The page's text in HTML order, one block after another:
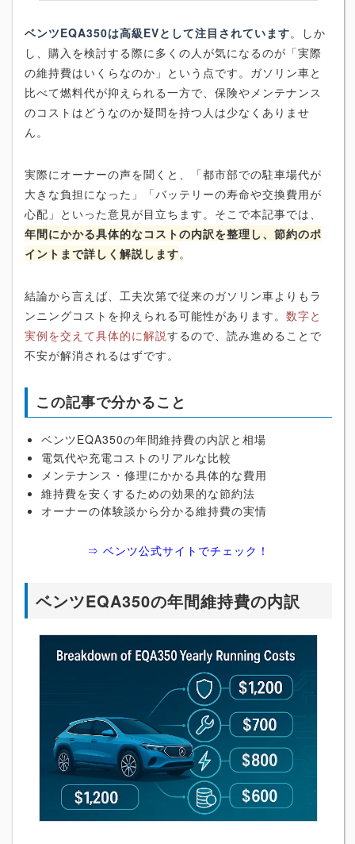
ベンツEQA350は高級EVとして注目されています。しか
し、購入を検討する際に多くの人が気になるのが「実際
の維持費はいくらなのか」という点です。ガソリン車と
比べて燃料代が抑えられる一方で、保険やメンテナンス
のコストはどうなのか疑問を持つ人は少なくありませ
ん。
実際にオーナーの声を聞くと、「都市部での駐車場代が
大きな負担になった」「バッテリーの寿命や交換費用が
心配」といった意見が目立ちます。そこで本記事では、
年間にかかる具体的なコストの内訳を整理し、節約のポ
イントまで詳しく解説します。
結論から言えば、工夫次第で従来のガソリン車よりもラ
ンニングコストを抑えられる可能性があります。 数字と
実例を交えて具体的に解説するので、読み進めることで
不安が解消されるはずです。
この記事で分かること
ベンツEQA350の年間維持費の内訳と相場
電気代や充電コストのリアルな比較
メンテナンス・修理にかかる具体的な費用
維持費を安くするための効果的な節約法
オーナーの体験談から分かる維持費の実情
⇒ ベンツ公式サイトでチェック！
ベンツEQA350の年間維持費の内訳